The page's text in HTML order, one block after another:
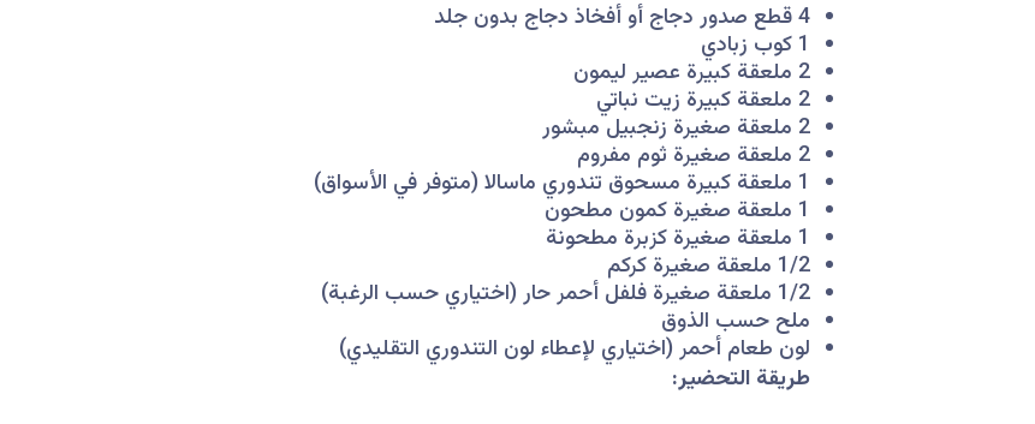
4 قطع صدور دجاج أو أفخاذ دجاج بدون جلد
1 كوب زبادي
2 ملعقة كبيرة عصير ليمون
2 ملعقة كبيرة زيت نباتي
2 ملعقة صغيرة زنجبيل مبشور
2 ملعقة صغيرة ثوم مفروم
1 ملعقة كبيرة مسحوق تندوري ماسالا (متوفر في الأسواق)
1 ملعقة صغيرة كمون مطحون
1 ملعقة صغيرة كزبرة مطحونة
1/2 ملعقة صغيرة كركم
1/2 ملعقة صغيرة فلفل أحمر حار (اختياري حسب الرغبة)
ملح حسب الذوق
لون طعام أحمر (اختياري لإعطاء لون التندوري التقليدي)
طريقة التحضير: